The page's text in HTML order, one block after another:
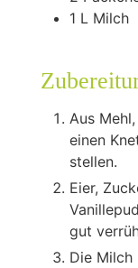
1 L Milch
Aus
einen
stellen.
Eier,
gut
Die Milch